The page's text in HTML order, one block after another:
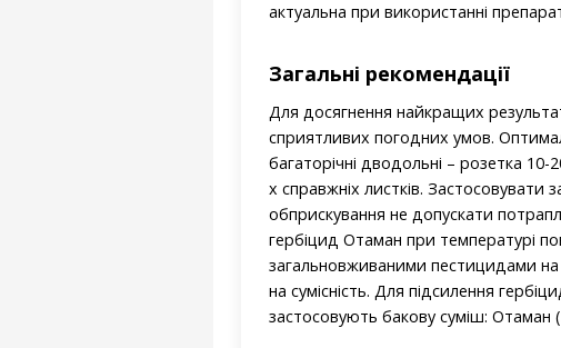
актуальна при використанні
Загальні рекомендації
Для досягнення найкращих
сприятливих погодних умов.
багаторічні дводольні – розетка 10-
х справжніх листків. Застосовувати
обприскування не допускати
гербіцид Отаман при температурі
загальновживаними пестицидами на
на сумісність. Для підсилення
застосовують бакову суміш: